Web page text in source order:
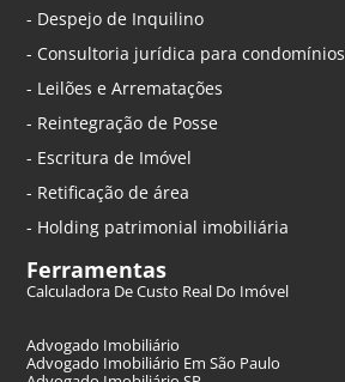
- Despejo de Inquilino
- Consultoria jurídica para condomínios
- Leilões e Arrematações
- Reintegração de Posse
- Escritura de Imóvel
- Retificação de área
- Holding patrimonial imobiliária
Ferramentas
Calculadora De Custo Real Do Imóvel
Advogado Imobiliário
Advogado Imobiliário Em São Paulo